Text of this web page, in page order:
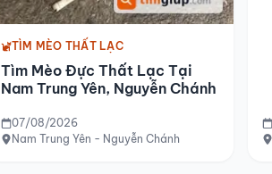
TÌM MÈO THẤT LẠC
Tìm Mèo Đực Thất Lạc Tại
Nam Trung Yên, Nguyễn Chánh
07/08/2026
Nam Trung Yên - Nguyễn Chánh